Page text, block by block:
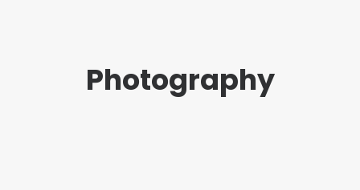
Photography